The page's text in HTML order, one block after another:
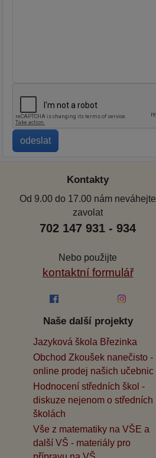
Kontakty
Od 9.00 do 17.00 nám neváhejte
zavolat
702 147 931 - 934
Nebo použijte
kontaktní formulář
Naše další projekty
Jazyková škola Březinka
Obchod Zkoušek nanečisto -
online prodej našich učebnic
Hodnocení středních škol -
diskuze nejenom o středních
školách
Vše z matematiky na VŠE a
další VŠ - materiály pro